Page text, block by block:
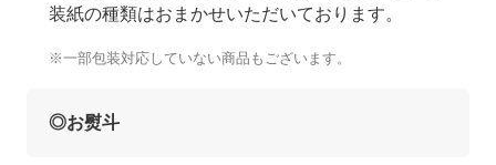
装紙の種類はおまかせいただいております。
※一部包装対応していない商品もございます。
◎お熨斗